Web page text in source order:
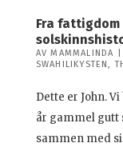
Fra
AVMAMMALINDA
SWAHILIKYSTEN,
Dette er John.
år gammel gutt
sammen med